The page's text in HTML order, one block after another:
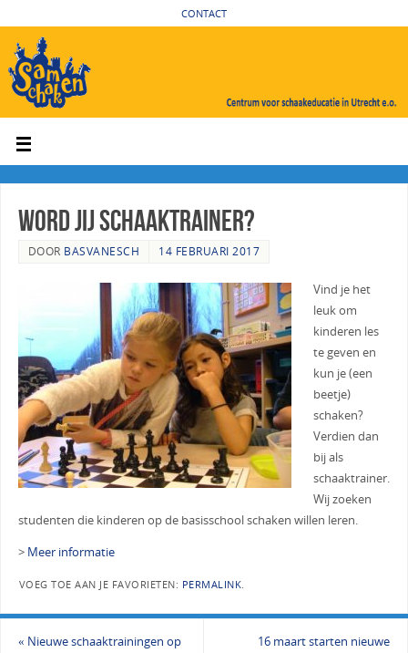
CONTACT
Word jij schaaktrainer?
DOOR BASVANESCH 14 FEBRUARI 2017
Vind je het
leuk om
kinderen les
te geven en
kun je (een
beetje)
schaken?
Verdien dan
bij als
schaaktrainer.
Wij zoeken
studenten die kinderen op de basisschool schaken willen leren.
> Meer informatie
VOEG TOE AAN JE FAVORIETEN: PERMALINK.
« Nieuwe schaaktrainingen op
16 maart starten nieuwe